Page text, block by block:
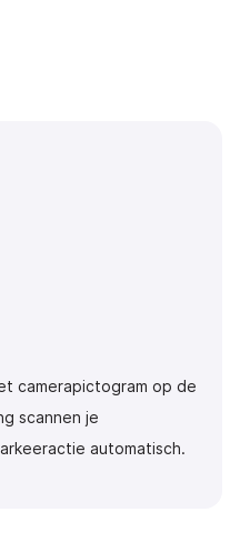
camerapictogram op de
scannen je
automatisch.